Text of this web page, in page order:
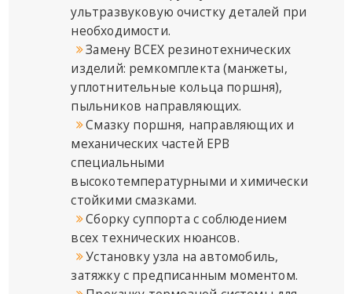
ультразвуковую очистку деталей при
необходимости.
Замену ВСЕХ резинотехнических
изделий: ремкомплекта (манжеты,
уплотнительные кольца поршня),
пыльников направляющих.
Смазку поршня, направляющих и
механических частей EPB
специальными
высокотемпературными и химически
стойкими смазками.
Сборку суппорта с соблюдением
всех технических нюансов.
Установку узла на автомобиль,
затяжку с предписанным моментом.